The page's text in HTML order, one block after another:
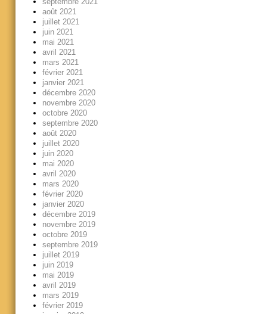
août 2021
juillet 2021
juin 2021
mai 2021
avril 2021
mars 2021
février 2021
janvier 2021
décembre 2020
novembre 2020
octobre 2020
septembre 2020
août 2020
juillet 2020
juin 2020
mai 2020
avril 2020
mars 2020
février 2020
janvier 2020
décembre 2019
novembre 2019
octobre 2019
septembre 2019
juillet 2019
juin 2019
mai 2019
avril 2019
mars 2019
février 2019